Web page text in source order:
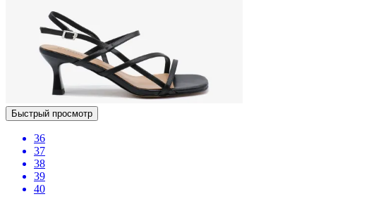
Быстрый просмотр
36
37
38
39
40